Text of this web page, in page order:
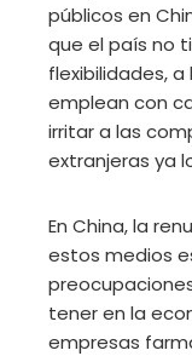
públicos en
que el país no
flexibilidades,
emplean con
irritar a las
extranjeras ya
En China, la
estos medios
tener en la
empresas